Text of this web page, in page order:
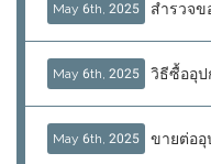
May 6th, 2025
May 6th, 2025
May 6th, 2025